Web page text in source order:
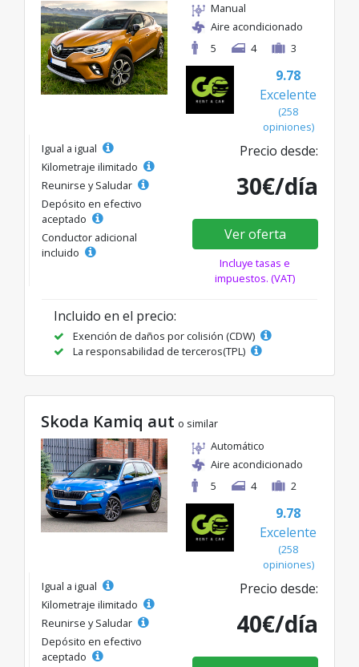
Manual
Aire acondicionado
5
4 3
9.78
Excelente
(258
opiniones)
Igual a igual
Kilometraje ilimitado
Reunirse y Saludar
Depósito en efectivo
aceptado
Conductor adicional
incluido
Precio desde:
30€/día
Ver oferta
Incluye tasas e
impuestos. (VAT)
Incluido en el precio:
Exención de daños por colisión (CDW)
La responsabilidad de terceros(TPL)
Skoda Kamiq aut o similar
Automático
Aire acondicionado
5
4 2
9.78
Excelente
(258
opiniones)
Igual a igual
Kilometraje ilimitado
Reunirse y Saludar
Depósito en efectivo
aceptado
Precio desde:
40€/día